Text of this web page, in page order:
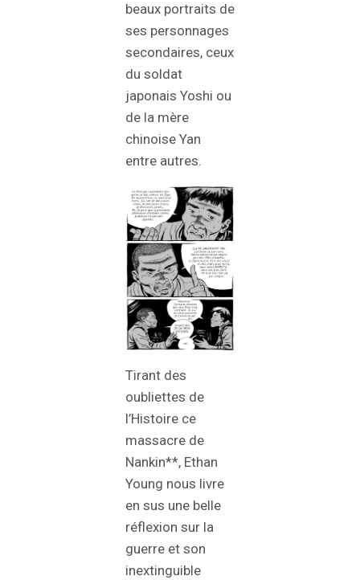
beaux portraits de
ses personnages
secondaires, ceux
du soldat
japonais Yoshi ou
de la mère
chinoise Yan
entre autres.
Tirant des
oubliettes de
l’Histoire ce
massacre de
Nankin**, Ethan
Young nous livre
en sus une belle
réflexion sur la
guerre et son
inextinguible